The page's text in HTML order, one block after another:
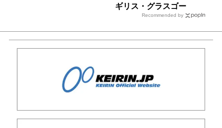
ギリス・グラスゴー
Recommended by